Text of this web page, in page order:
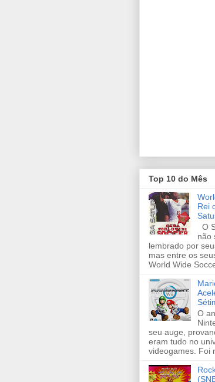
Top 10 do Mês
Rei
O
não
lembrado por
mas entre os
World Wide
O
seu auge,
eram tudo no
videogames. Foi